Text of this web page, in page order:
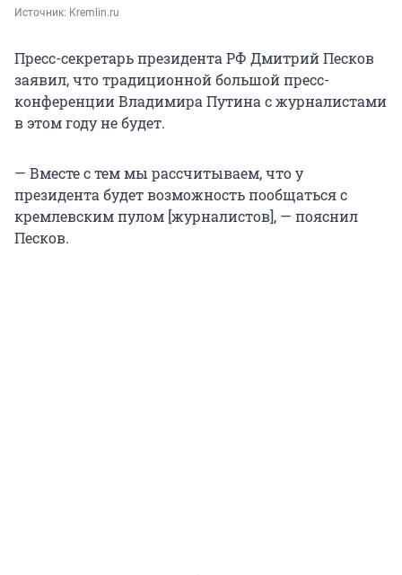
Источник: Kremlin.ru
Пресс-секретарь президента РФ Дмитрий Песков
заявил, что традиционной большой пресс-
конференции Владимира Путина с журналистами
в этом году не будет.
— Вместе с тем мы рассчитываем, что у
президента будет возможность пообщаться с
кремлевским пулом [журналистов], — пояснил
Песков.